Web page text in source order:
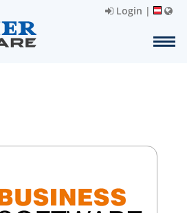
Login |